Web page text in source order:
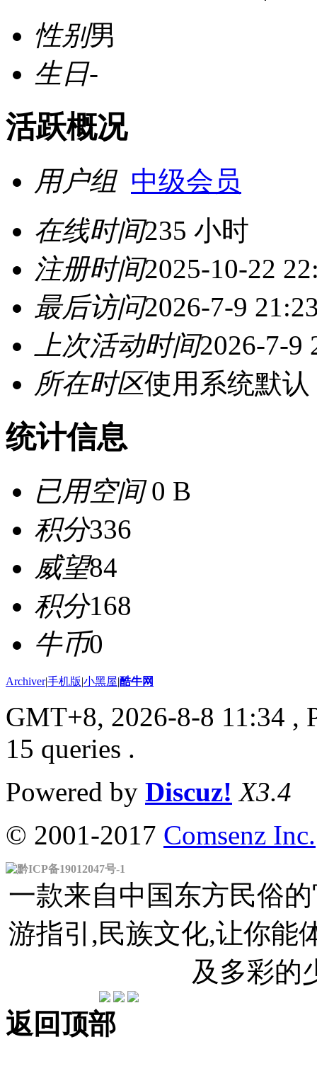
性别男
生日-
活跃概况
用户组 中级会员
在线时间235 小时
注册时间2025-10-22
最后访问2026-7-9
上次活动时间2026-7-9
所在时区使用系统默认
统计信息
已用空间0 B
积分336
威望84
积分168
牛币0
Archiver|手机版|小黑屋|酷牛网
GMT+8, 2026-8-8 11:34 ,
15 queries .
Powered by Discuz! X3.4
© 2001-2017 Comsenz Inc.
黔ICP备19012047号-1
一款来自中国东方民俗
游指引,民族文化,让你能
及多彩的
返回顶部